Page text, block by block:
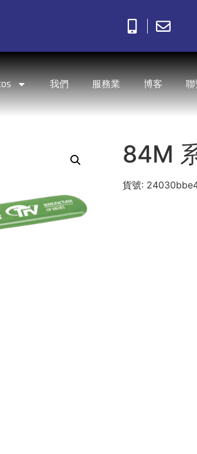
我們 服務業 博客
84M
貨號: